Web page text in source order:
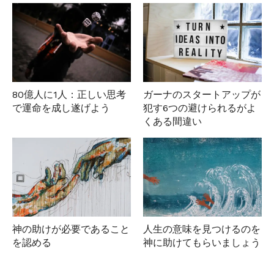
80億人に1人：正しい思考
で運命を成し遂げよう
ガーナのスタートアップが
犯す6つの避けられるがよ
くある間違い
神の助けが必要であること
を認める
人生の意味を見つけるのを
神に助けてもらいましょう